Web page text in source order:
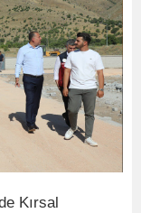
Kırsal